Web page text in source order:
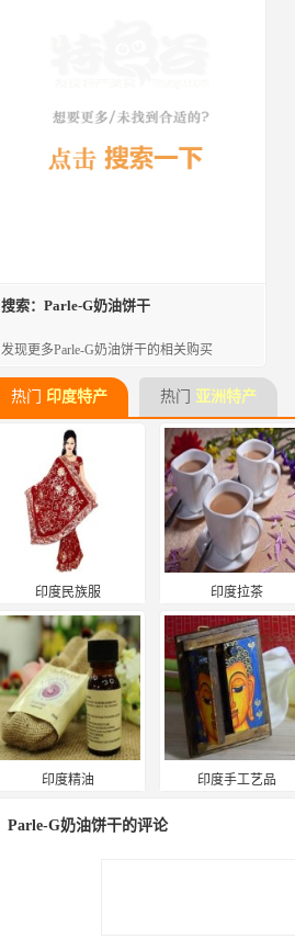
搜索：Parle-G奶油饼干
发现更多Parle-G奶油饼干的相关购买
热门 印度特产 热门 亚洲特产
印度民族服 印度拉茶
印度精油 印度手工艺品
Parle-G奶油饼干的评论